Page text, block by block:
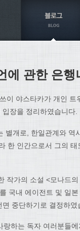
에 관한 은
이 야스타카가 개인
장을 정리하였습니다.
별개로, 한일관계와 역
한 인간으로서 그의
작가의 소설 <모나드
국내 에이전트 및 일
중단하기로 결정하였
하는 독자 여러분들